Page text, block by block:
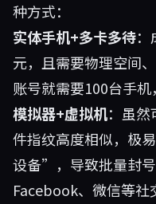
种方式：
实体手机+多卡多待
元，且需要物理空间
账号就需要100台手机
模拟器+虚拟机：虽
件指纹高度相似，极
设备”，导致批量封号
Facebook、微信等社